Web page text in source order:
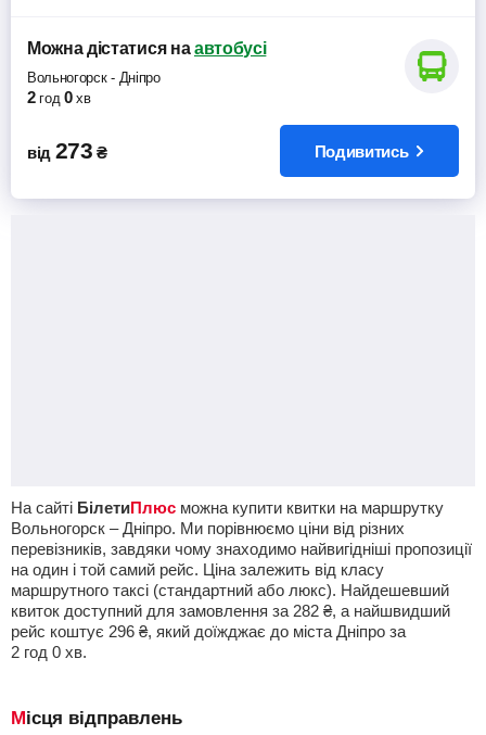
Можна дістатисяна автобусі
Вольногорск- Дніпро
2 год 0 хв
від 273 ₴ Подивитись
На сайті БілетиПлюс можна купити квитки на маршрутку
Вольногорск – Дніпро. Ми порівнюємо ціни від різних
перевізників, завдяки чому знаходимо найвигідніші пропозиції
на один і той самий рейс. Ціна залежить від класу
маршрутного таксі (стандартний або люкс). Найдешевший
квиток доступний для замовлення за 282 ₴, а найшвидший
рейс коштує 296 ₴, який доїжджає до міста Дніпро за
2 год 0 хв.
Місця відправлень